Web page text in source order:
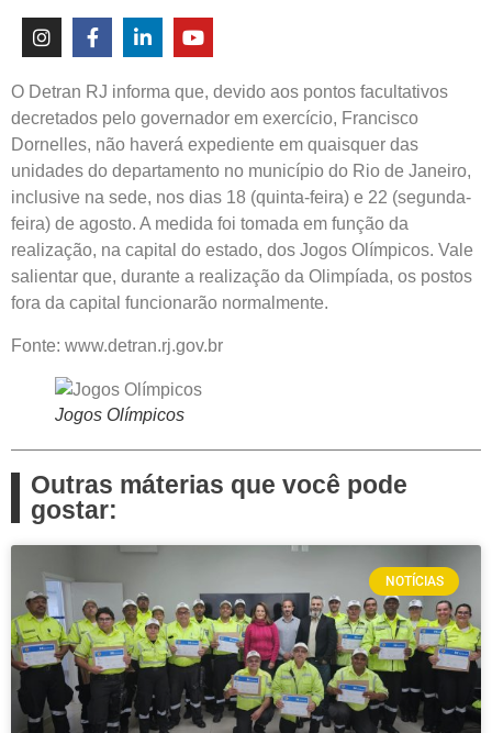
O Detran RJ informa que, devido aos pontos facultativos
decretados pelo governador em exercício, Francisco
Dornelles, não haverá expediente em quaisquer das
unidades do departamento no município do Rio de Janeiro,
inclusive na sede, nos dias 18 (quinta-feira) e 22 (segunda-
feira) de agosto. A medida foi tomada em função da
realização, na capital do estado, dos Jogos Olímpicos. Vale
salientar que, durante a realização da Olimpíada, os postos
fora da capital funcionarão normalmente.
Fonte: www.detran.rj.gov.br
Jogos Olímpicos
Outras máterias que você pode
gostar:
NOTÍCIAS